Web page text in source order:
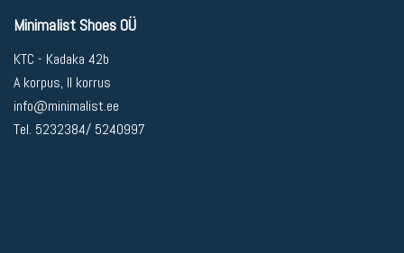
Minimalist Shoes OÜ
KTC - Kadaka 42b
A korpus, II korrus
info@minimalist.ee
Tel. 5232384/ 5240997